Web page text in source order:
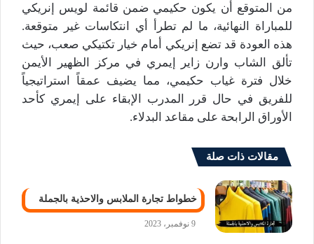
من المتوقع أن يكون حكيمي ضمن قائمة لويس إنريكي
للمباراة النهائية، ما لم تطرأ أي انتكاسات غير متوقعة.
هذه العودة قد تضع إنريكي أمام خيار تكتيكي صعب، حيث
تألق الشاب وارن زاير إيمري في مركز الظهير الأيمن
خلال فترة غياب حكيمي، مما يضيف عمقاً استراتيجياً
للفريق في حال قرر المدرب الإبقاء على إيمري كأحد
الأوراق الرابحة على مقاعد البدلاء.
مقالات ذات صلة
خطواط تجارة الملابس والاحذية بالجملة
9 نوفمبر، 2023